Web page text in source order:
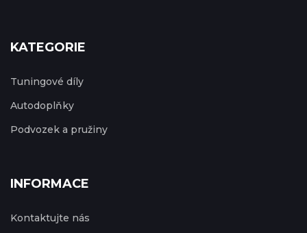
KATEGORIE
Tuningové díly
Autodoplňky
Podvozek a pružiny
INFORMACE
Kontaktujte nás